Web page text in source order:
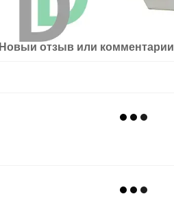
Новый отзыв или комментарий